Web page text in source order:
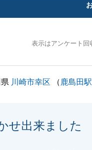
表示はアンケート回
川崎市幸区 （ 鹿島田駅
せ出来ました